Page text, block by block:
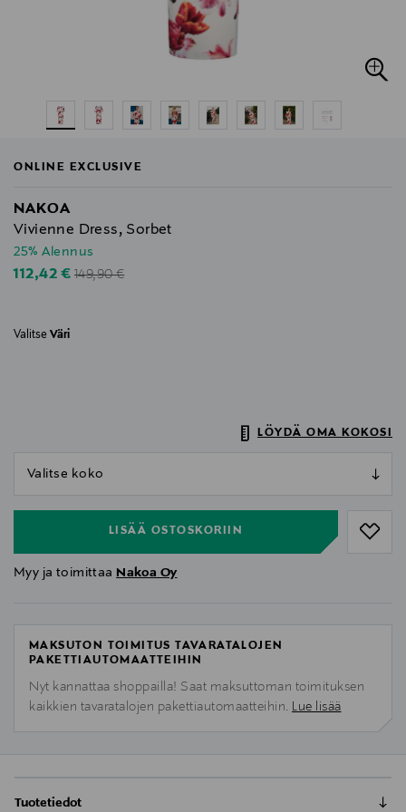
ONLINE EXCLUSIVE
NAKOA
Vivienne Dress, Sorbet
25% Alennus
Discounted Price
112,42 €Original Price
149,90 €
Valitse Väri
LÖYDÄ OMA KOKOSI
LISÄÄ OSTOSKORIIN
Myy ja toimittaa Nakoa Oy
MAKSUTON TOIMITUS TAVARATALOJEN
PAKETTIAUTOMAATTEIHIN
Nyt kannattaa shoppailla! Saat maksuttoman toimituksen
kaikkien tavaratalojen pakettiautomaatteihin. Lue lisää
Tuotetiedot